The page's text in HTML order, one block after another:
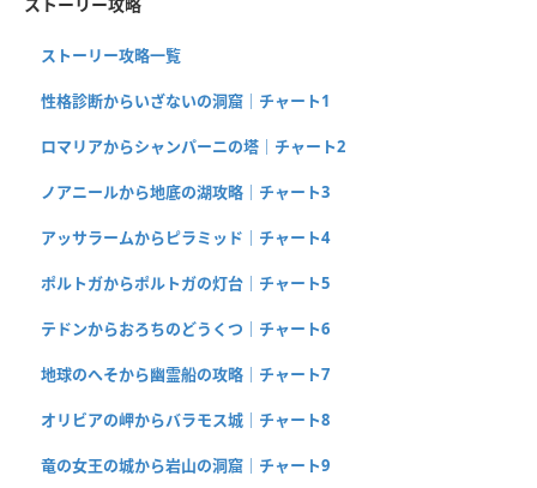
ストーリー攻略一覧
性格診断からいざないの洞窟｜チャート1
ロマリアからシャンパーニの塔｜チャート2
ノアニールから地底の湖攻略｜チャート3
アッサラームからピラミッド｜チャート4
ポルトガからポルトガの灯台｜チャート5
テドンからおろちのどうくつ｜チャート6
地球のへそから幽霊船の攻略｜チャート7
オリビアの岬からバラモス城｜チャート8
竜の女王の城から岩山の洞窟｜チャート9